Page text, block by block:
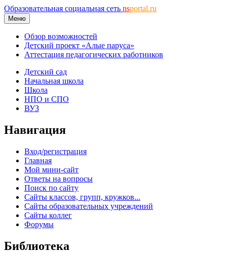
Образовательная социальная сеть nsportal.ru
Меню
Обзор возможностей
Детский проект «Алые паруса»
Аттестация педагогических работников
Детский сад
Начальная школа
Школа
НПО и СПО
ВУЗ
Навигация
Вход/регистрация
Главная
Мой мини-сайт
Ответы на вопросы
Поиск по сайту
Сайты классов, групп, кружков...
Сайты образовательных учреждений
Сайты коллег
Форумы
Библиотека